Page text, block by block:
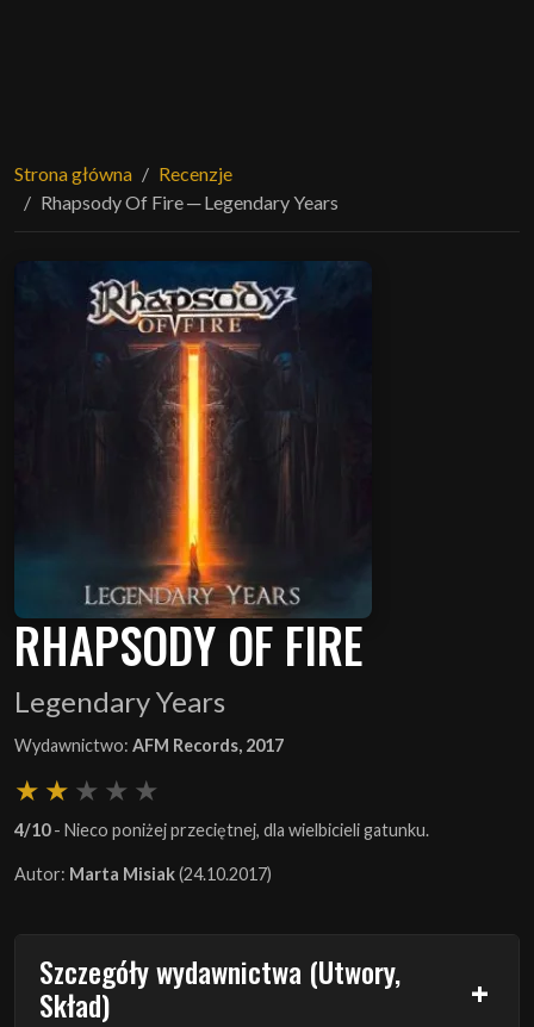
Strona główna
Recenzje
Rhapsody Of Fire ─ Legendary Years
RHAPSODY OF FIRE
Legendary Years
Wydawnictwo: AFM Records, 2017
4/10- Nieco poniżej przeciętnej, dla wielbicieli gatunku.
Autor: Marta Misiak(24.10.2017)
Szczegóły wydawnictwa (Utwory,
Skład)